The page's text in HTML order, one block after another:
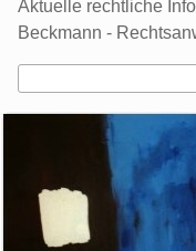
Aktuelle rechtliche
Beckmann -